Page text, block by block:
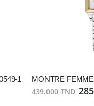
1 MONTRE
439.000 TND